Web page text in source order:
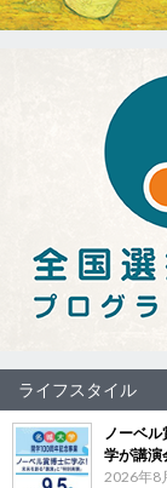
ライフスタイル
ノーベ
学が講演
2026年8